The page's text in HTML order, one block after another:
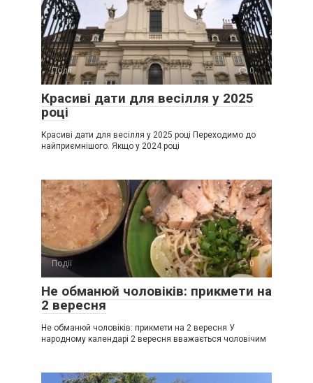
Події 0
Красиві дати для весілля у 2025
році
Красиві дати для весілля у 2025 році Переходимо до
найприємнішого. Якщо у 2024 році
Події 0
Не обманюй чоловіків: прикмети на
2 вересня
Не обманюй чоловіків: прикмети на 2 вересня У
народному календарі 2 вересня вважається чоловічим